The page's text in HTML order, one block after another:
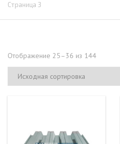
Страница 3
Отображение 25–36 из 144